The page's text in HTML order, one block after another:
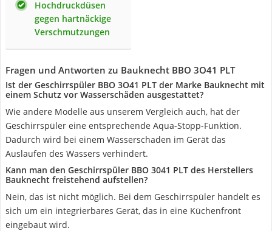
Hochdruckdüsen
gegen hartnäckige
Verschmutzungen
Fragen und Antworten zu Bauknecht BBO 3O41 PLT
Ist der Geschirrspüler BBO 3O41 PLT der Marke Bauknecht mit
einem Schutz vor Wasserschäden ausgestattet?
Wie andere Modelle aus unserem Vergleich auch, hat der
Geschirrspüler eine entsprechende Aqua-Stopp-Funktion.
Dadurch wird bei einem Wasserschaden im Gerät das
Auslaufen des Wassers verhindert.
Kann man den Geschirrspüler BBO 3041 PLT des Herstellers
Bauknecht freistehend aufstellen?
Nein, das ist nicht möglich. Bei dem Geschirrspüler handelt es
sich um ein integrierbares Gerät, das in eine Küchenfront
eingebaut wird.